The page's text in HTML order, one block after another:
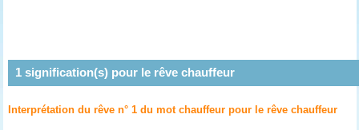
1signification(s) pour le rêve chauffeur
Interprétation du rêve n° 1 du mot chauffeur pour le rêvechauffeur